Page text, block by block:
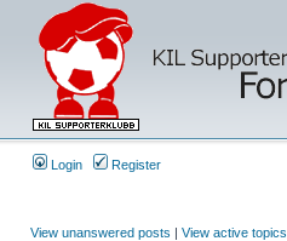
Login Register
View unanswered posts | View active topics